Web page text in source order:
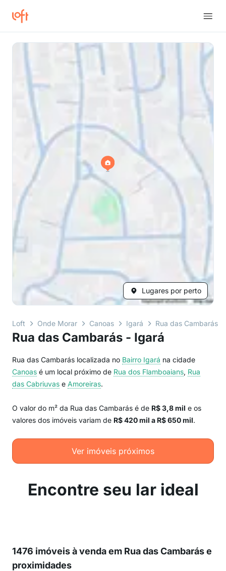
Lugares por perto
Loft Onde Morar Canoas Igará Rua das Cambarás
Rua das Cambarás - Igará
Rua das Cambarás localizada no Bairro Igará na cidade
Canoas é um local próximo de Rua dos Flamboaians, Rua
das Cabriuvas e Amoreiras.
O valor do m² da Rua das Cambarás é de R$ 3,8 mil e os
valores dos imóveis variam de R$ 420 mil a R$ 650 mil.
Ver imóveis próximos
Encontre seu lar ideal
1476 imóveis à venda em Rua das Cambarás e
proximidades